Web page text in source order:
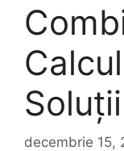
Soluții
decembrie 15,